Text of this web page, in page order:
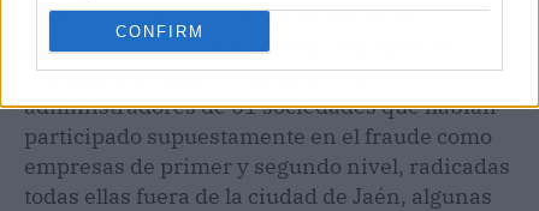
CONFIRM
La instrucción de la causa, en tanto se
practicaba el informe pericial, consistió en
localizar y recibir declaración a los
administradores de 61 sociedades que habían
participado supuestamente en el fraude como
empresas de primer y segundo nivel, radicadas
todas ellas fuera de la ciudad de Jaén, algunas